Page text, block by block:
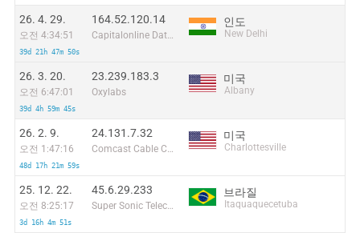
26. 4. 29.
오전 4:34:51
39d 21h 47m 50s
164.52.120.14
Capitalonline Data Service (HK) Co
인도
New Delhi
26. 3. 20.
오전 6:47:01
39d 4h 59m 45s
23.239.183.3
Oxylabs
미국
Albany
26. 2. 9.
오전 1:47:16
48d 17h 21m 59s
24.131.7.32
Comcast Cable Communications
미국
Charlottesville
25. 12. 22.
오전 8:25:17
3d 16h 4m 51s
45.6.29.233
Super Sonic Telecom Ltda
브라질
Itaquaquecetuba